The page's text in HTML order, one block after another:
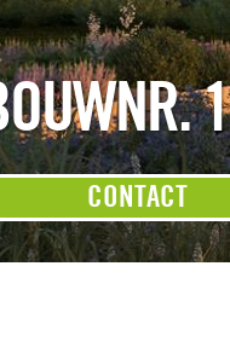
CONTACT